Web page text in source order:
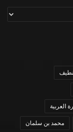
العربية
محمد بن سلمان